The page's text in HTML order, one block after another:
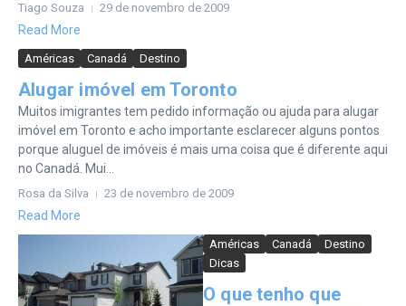
Tiago Souza 29 de novembro de 2009
Read More
Américas Canadá Destino
Alugar imóvel em Toronto
Muitos imigrantes tem pedido informação ou ajuda para alugar
imóvel em Toronto e acho importante esclarecer alguns pontos
porque aluguel de imóveis é mais uma coisa que é diferente aqui
no Canadá. Mui...
Rosa da Silva 23 de novembro de 2009
Read More
Américas Canadá
Destino
Dicas
O que tenho que